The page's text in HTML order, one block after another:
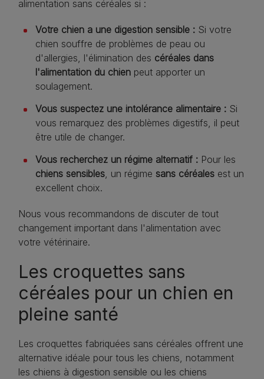
alimentation sans céréales si :
Votre chien a une digestion sensible : Si votre
chien souffre de problèmes de peau ou
d'allergies, l'élimination des céréales dans
l'alimentation du chien peut apporter un
soulagement.
Vous suspectez une intolérance alimentaire : Si
vous remarquez des problèmes digestifs, il peut
être utile de changer.
Vous recherchez un régime alternatif : Pour les
chiens sensibles, un régime sans céréales est un
excellent choix.
Nous vous recommandons de discuter de tout
changement important dans l'alimentation avec
votre vétérinaire.
Les croquettes sans
céréales pour un chien en
pleine santé
Les croquettes fabriquées sans céréales offrent une
alternative idéale pour tous les chiens, notamment
les chiens à digestion sensible ou les chiens